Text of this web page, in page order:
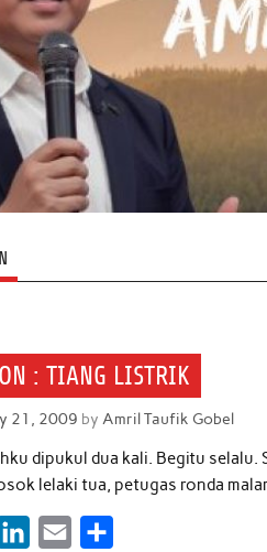
: TIANG LISTRIK
21, 2009 by Amril Taufik Gobel
dipukul dua kali. Begitu
lelaki tua, petugas ronda